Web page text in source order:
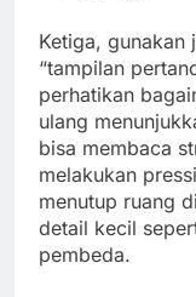
Ketiga, gunakan
“tampilan
perhatikan
ulang
bisa membaca
melakukan
menutup ruang
detail kecil
pembeda.